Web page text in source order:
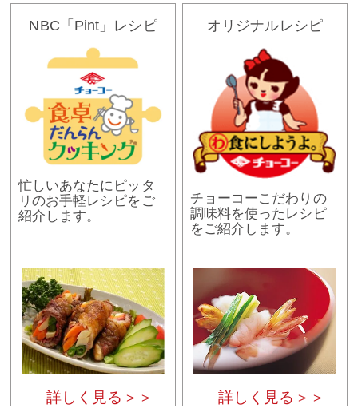
NBC「Pint」レシピ
忙しいあなたにピッタ
リのお手軽レシピをご
紹介します。
詳しく見る＞＞
オリジナルレシピ
チョーコーこだわりの
調味料を使ったレシピ
をご紹介します。
詳しく見る＞＞